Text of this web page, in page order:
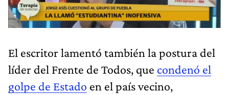
El escritor lamentó también la postura del
líder del Frente de Todos, que condenó el
golpe de Estado en el país vecino,